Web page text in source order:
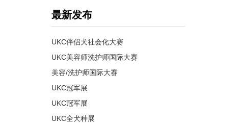
最新发布
UKC伴侣犬社会化大赛
UKC美容师洗护师国际大赛
美容/洗护师国际大赛
UKC冠军展
UKC冠军展
UKC全犬种展